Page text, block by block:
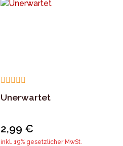
Unerwartet
2,99 €
inkl. 19% gesetzlicher MwSt.